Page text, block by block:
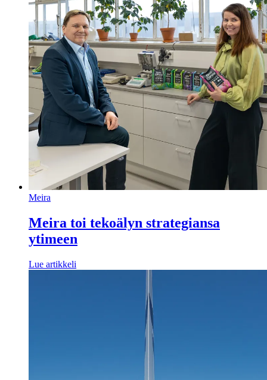
Meira
Meira toi tekoälyn strategiansa
ytimeen
Lue artikkeli